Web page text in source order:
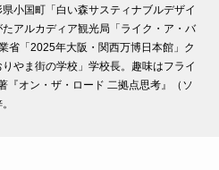
小国町「白い森サスティナブルデザイ
アルカディア観光局「ライク・ア・バ
省「2025年大阪・関西万博日本館」ク
やま街の学校」学校長。趣味はフライ
『オン・ザ・ロード 二拠点思考』（ソ